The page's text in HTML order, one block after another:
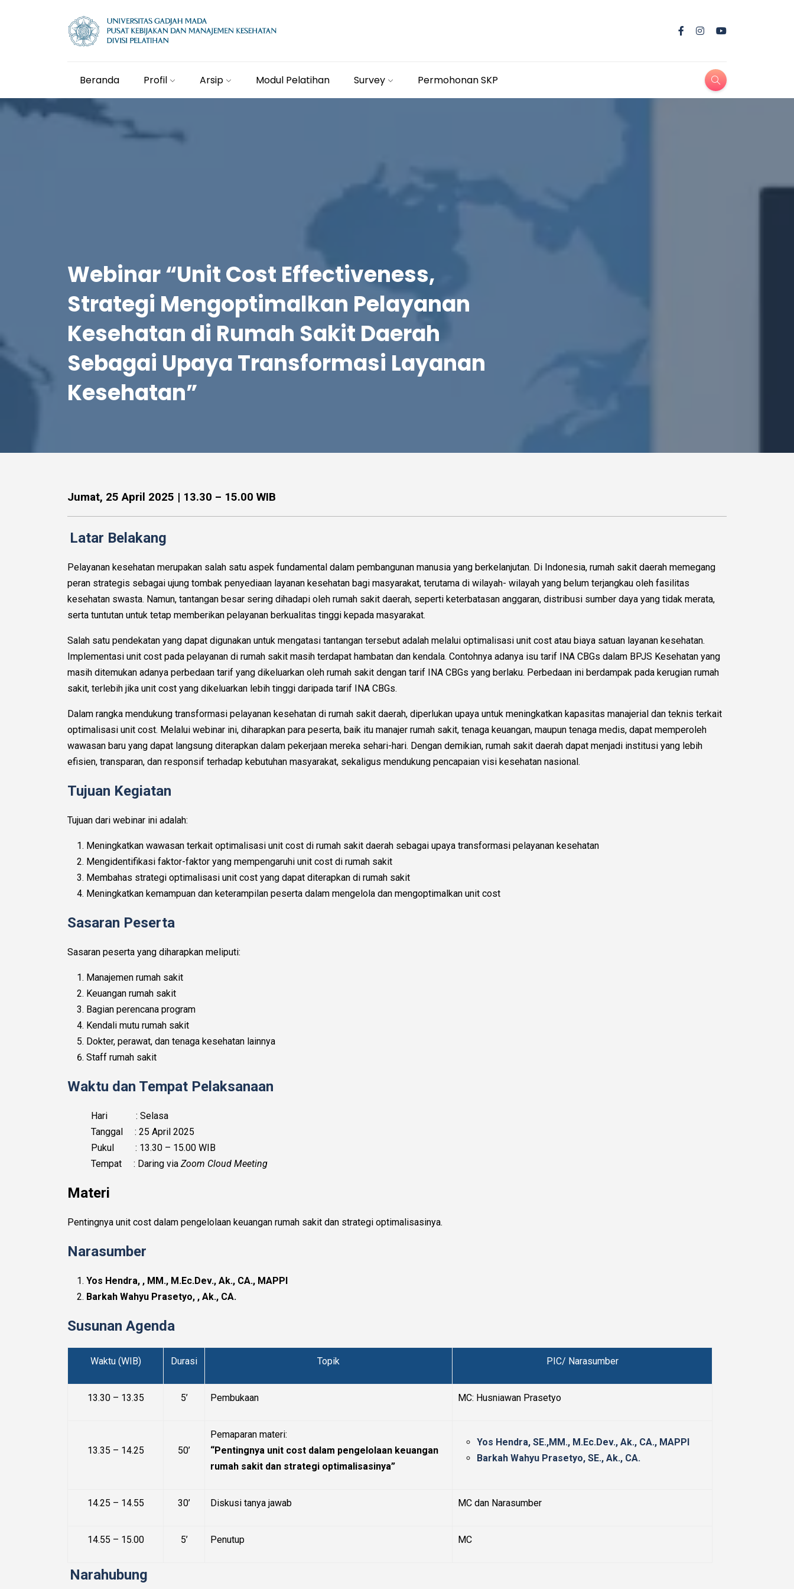
Beranda Profil Arsip Modul Pelatihan Survey Permohonan SKP
Webinar “Unit Cost Effectiveness,
Strategi Mengoptimalkan Pelayanan
Kesehatan di Rumah Sakit Daerah
Sebagai Upaya Transformasi Layanan
Kesehatan”
Jumat, 25 April 2025 | 13.30 – 15.00 WIB
Latar Belakang
Pelayanan kesehatan merupakan salah satu aspek fundamental dalam pembangunan manusia yang berkelanjutan. Di Indonesia, rumah sakit daerah memegang
peran strategis sebagai ujung tombak penyediaan layanan kesehatan bagi masyarakat, terutama di wilayah- wilayah yang belum terjangkau oleh fasilitas
kesehatan swasta. Namun, tantangan besar sering dihadapi oleh rumah sakit daerah, seperti keterbatasan anggaran, distribusi sumber daya yang tidak merata,
serta tuntutan untuk tetap memberikan pelayanan berkualitas tinggi kepada masyarakat.
Salah satu pendekatan yang dapat digunakan untuk mengatasi tantangan tersebut adalah melalui optimalisasi unit cost atau biaya satuan layanan kesehatan.
Implementasi unit cost pada pelayanan di rumah sakit masih terdapat hambatan dan kendala. Contohnya adanya isu tarif INA CBGs dalam BPJS Kesehatan yang
masih ditemukan adanya perbedaan tarif yang dikeluarkan oleh rumah sakit dengan tarif INA CBGs yang berlaku. Perbedaan ini berdampak pada kerugian rumah
sakit, terlebih jika unit cost yang dikeluarkan lebih tinggi daripada tarif INA CBGs.
Dalam rangka mendukung transformasi pelayanan kesehatan di rumah sakit daerah, diperlukan upaya untuk meningkatkan kapasitas manajerial dan teknis terkait
optimalisasi unit cost. Melalui webinar ini, diharapkan para peserta, baik itu manajer rumah sakit, tenaga keuangan, maupun tenaga medis, dapat memperoleh
wawasan baru yang dapat langsung diterapkan dalam pekerjaan mereka sehari-hari. Dengan demikian, rumah sakit daerah dapat menjadi institusi yang lebih
efisien, transparan, dan responsif terhadap kebutuhan masyarakat, sekaligus mendukung pencapaian visi kesehatan nasional.
Tujuan Kegiatan
Tujuan dari webinar ini adalah:
Meningkatkan wawasan terkait optimalisasi unit cost di rumah sakit daerah sebagai upaya transformasi pelayanan kesehatan
Mengidentifikasi faktor-faktor yang mempengaruhi unit cost di rumah sakit
Membahas strategi optimalisasi unit cost yang dapat diterapkan di rumah sakit
Meningkatkan kemampuan dan keterampilan peserta dalam mengelola dan mengoptimalkan unit cost
Sasaran Peserta
Sasaran peserta yang diharapkan meliputi:
Manajemen rumah sakit
Keuangan rumah sakit
Bagian perencana program
Kendali mutu rumah sakit
Dokter, perawat, dan tenaga kesehatan lainnya
Staff rumah sakit
Waktu dan Tempat Pelaksanaan
Hari : Selasa
Tanggal : 25 April 2025
Pukul : 13.30 – 15.00 WIB
Tempat : Daring via Zoom Cloud Meeting
Materi
Pentingnya unit cost dalam pengelolaan keuangan rumah sakit dan strategi optimalisasinya.
Narasumber
Yos Hendra, , MM., M.Ec.Dev., Ak., CA., MAPPI
Barkah Wahyu Prasetyo, , Ak., CA.
Susunan Agenda
Waktu (WIB) Durasi Topik PIC/ Narasumber
13.30 – 13.35 5’ Pembukaan MC: Husniawan Prasetyo
13.35 – 14.25 50’
Pemaparan materi:
“Pentingnya unit cost dalam pengelolaan keuangan
rumah sakit dan strategi optimalisasinya”
Yos Hendra, SE.,MM., M.Ec.Dev., Ak., CA., MAPPI
Barkah Wahyu Prasetyo, SE., Ak., CA.
14.25 – 14.55 30’ Diskusi tanya jawab MC dan Narasumber
14.55 – 15.00 5’ Penutup MC
Narahubung